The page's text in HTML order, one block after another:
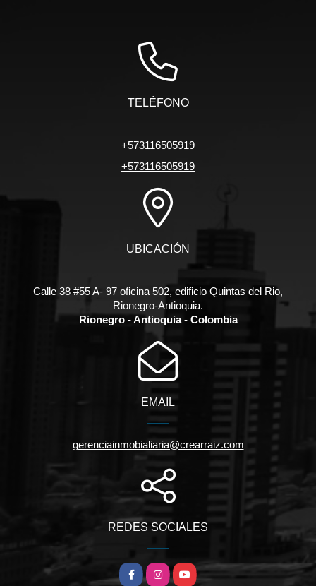
TELÉFONO
+573116505919
+573116505919
UBICACIÓN
Calle 38 #55 A- 97 oficina 502, edificio Quintas del Rio,
Rionegro-Antioquia.
Rionegro - Antioquia - Colombia
EMAIL
gerenciainmobialiaria@crearraiz.com
REDES SOCIALES
FacebookInstagramYouTube